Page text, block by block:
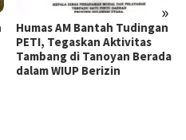
»
Humas AM Bantah Tudingan
PETI, Tegaskan Aktivitas
Tambang di Tanoyan Berada
dalam WIUP Berizin